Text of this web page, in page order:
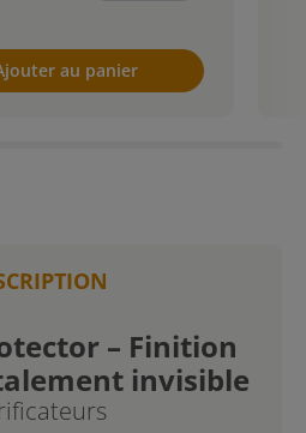
au panier
– Finition
invisible